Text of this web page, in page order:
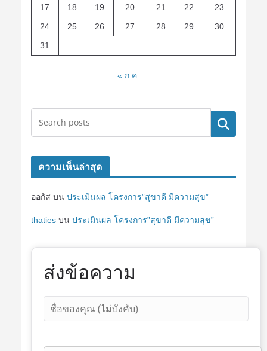
17
18 19 20 21 22
23
24
25 26 27 28 29
30
31
« ก.ค.
ค้นหา
ความเห็นล่าสุด
ออกัส บน ประเมินผล โครงการ”สุขาดี มีความสุข”
thatiesบน ประเมินผล โครงการ”สุขาดี มีความสุข”
ส่งข้อความ